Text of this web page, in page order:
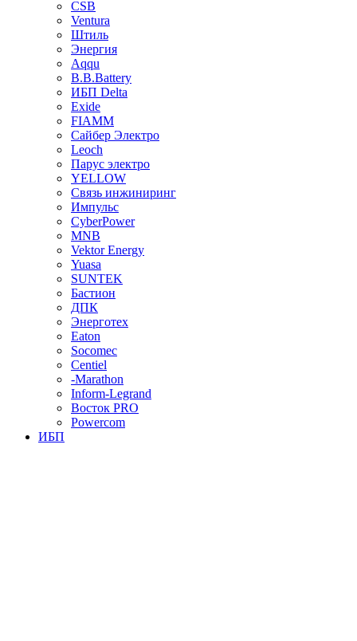
CSB
Ventura
Штиль
Энергия
Aqqu
B.B.Bаttery
ИБП Delta
Exide
FIAMM
Сайбер Электро
Leoch
Парус электро
YELLOW
Связь инжиниринг
Импульс
CyberPower
MNB
Vektor Energy
Yuasa
SUNTEK
Бастион
ДПК
Энерготех
Eaton
Socomec
Centiel
-Marathon
Inform-Legrand
Восток PRO
Powercom
ИБП